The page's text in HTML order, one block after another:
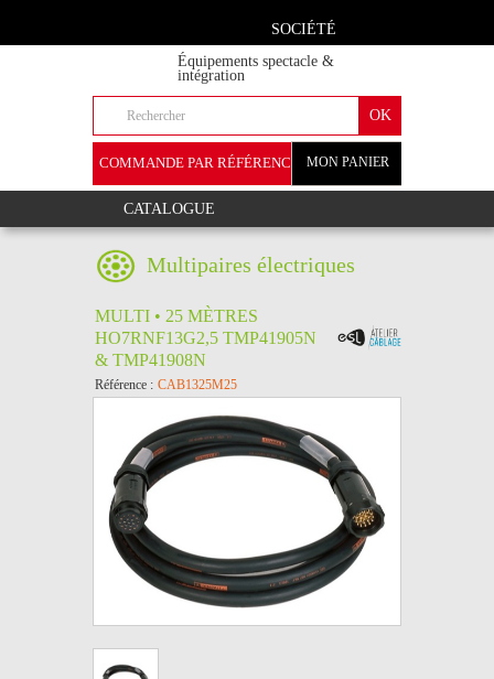
SOCIÉTÉ
Équipements spectacle &
intégration
MON PANIER
COMMANDE PAR RÉFÉRENCE
CATALOGUE
Multipaires électriques
MULTI • 25 MÈTRES
HO7RNF13G2,5 TMP41905N
& TMP41908N
Référence : CAB1325M25